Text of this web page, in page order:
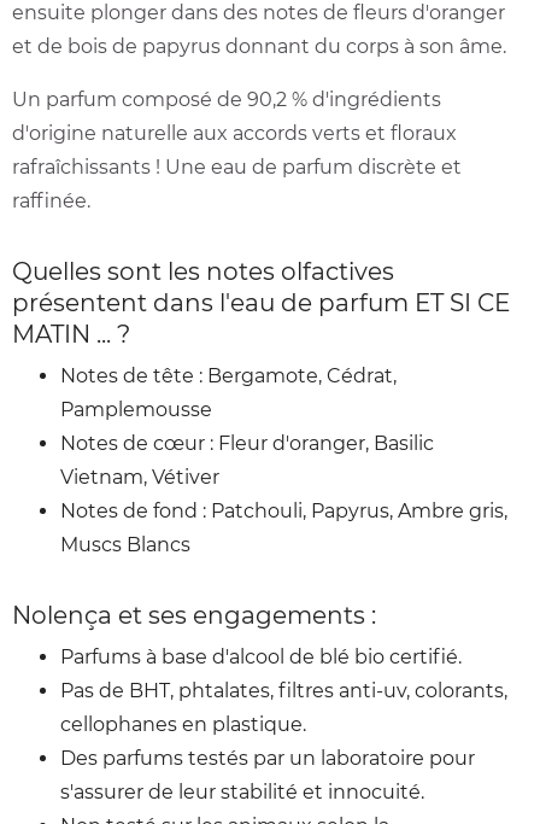
ensuite plonger dans des notes de fleurs d'oranger
et de bois de papyrus donnant du corps à son âme.
Un parfum composé de 90,2 % d'ingrédients
d'origine naturelle aux accords verts et floraux
rafraîchissants ! Une eau de parfum discrète et
raffinée.
Quelles sont les notes olfactives
présentent dans l'eau de parfum ET SI CE
MATIN ... ?
Notes de tête : Bergamote, Cédrat,
Pamplemousse
Notes de cœur : Fleur d'oranger, Basilic
Vietnam, Vétiver
Notes de fond : Patchouli, Papyrus, Ambre gris,
Muscs Blancs
Nolença et ses engagements :
Parfums à base d'alcool de blé bio certifié.
Pas de BHT, phtalates, filtres anti-uv, colorants,
cellophanes en plastique.
Des parfums testés par un laboratoire pour
s'assurer de leur stabilité et innocuité.